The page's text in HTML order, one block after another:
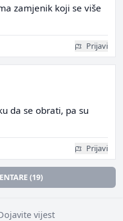
zamjenik koji se više
Prijavi
da se obrati, pa su
Prijavi
(19)
vijest